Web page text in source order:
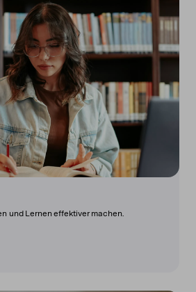
und Lernen effektiver machen.